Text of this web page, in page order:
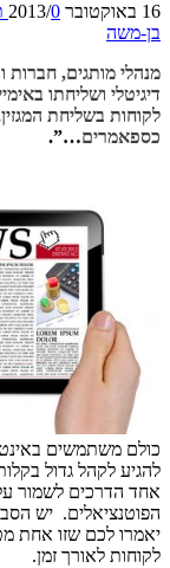
16 באוקטובר 2013 /0 תגובות
בן-משה
מנהלי מותגים, חברות
דיגיטלי ושליחתו
לקוחות בשליחת
כספאמרים…”.
כולם משתמשים
להגיע לקהל גדול
אחד הדרכים לשמור
הפוטנציאלים. יש
יאמרו לכם שזו אחת
לקוחות לאורך זמן.